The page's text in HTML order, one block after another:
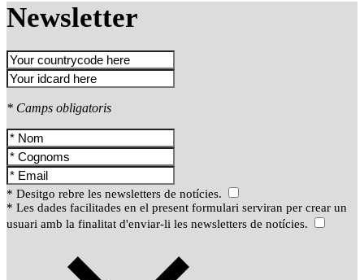
Newsletter
* Camps obligatoris
* Desitgo rebre les newsletters de notícies.
* Les dades facilitades en el present formulari serviran per crear un
usuari amb la finalitat d'enviar-li les newsletters de notícies.